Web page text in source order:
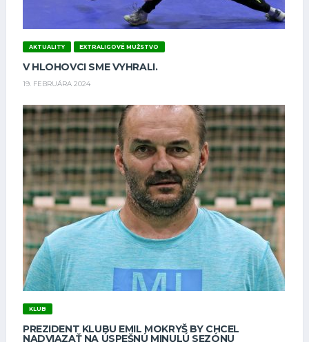
AKTUALITY EXTRALIGOVÉ MUŽSTVO
V HLOHOVCI SME VYHRALI.
19. FEBRUÁRA 2024
KLUB
PREZIDENT KLUBU EMIL MOKRYŠ BY CHCEL
NADVIAZAŤ NA ÚSPEŠNÚ MINULÚ SEZÓNU